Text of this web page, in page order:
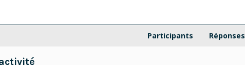
Participants Réponses